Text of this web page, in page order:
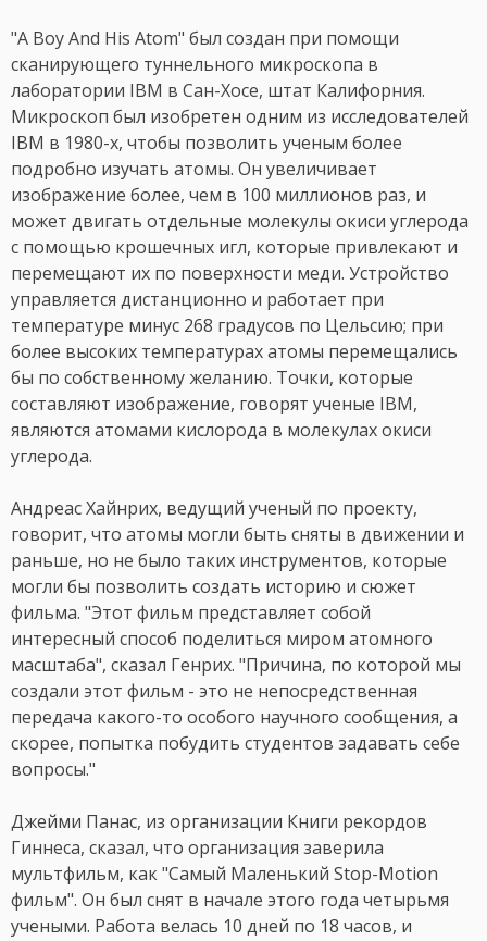
"A Boy And His Atom" был создан при помощи
сканирующего туннельного микроскопа в
лаборатории IBM в Сан-Хосе, штат Калифорния.
Микроскоп был изобретен одним из исследователей
IBM в 1980-х, чтобы позволить ученым более
подробно изучать атомы. Он увеличивает
изображение более, чем в 100 миллионов раз, и
может двигать отдельные молекулы окиси углерода
с помощью крошечных игл, которые привлекают и
перемещают их по поверхности меди. Устройство
управляется дистанционно и работает при
температуре минус 268 градусов по Цельсию; при
более высоких температурах атомы перемещались
бы по собственному желанию. Точки, которые
составляют изображение, говорят ученые IBM,
являются атомами кислорода в молекулах окиси
углерода.
Андреас Хайнрих, ведущий ученый по проекту,
говорит, что атомы могли быть сняты в движении и
раньше, но не было таких инструментов, которые
могли бы позволить создать историю и сюжет
фильма. "Этот фильм представляет собой
интересный способ поделиться миром атомного
масштаба", сказал Генрих. "Причина, по которой мы
создали этот фильм - это не непосредственная
передача какого-то особого научного сообщения, а
скорее, попытка побудить студентов задавать себе
вопросы."
Джейми Панас, из организации Книги рекордов
Гиннеса, сказал, что организация заверила
мультфильм, как "Самый Маленький Stop-Motion
фильм". Он был снят в начале этого года четырьмя
учеными. Работа велась 10 дней по 18 часов, и